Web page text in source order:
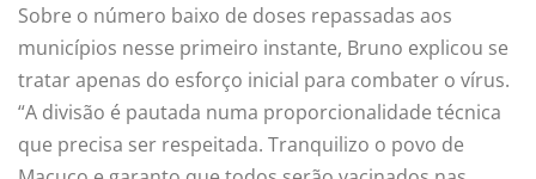
Sobre o número baixo de doses repassadas aos
municípios nesse primeiro instante, Bruno explicou se
tratar apenas do esforço inicial para combater o vírus.
“A divisão é pautada numa proporcionalidade técnica
que precisa ser respeitada. Tranquilizo o povo de